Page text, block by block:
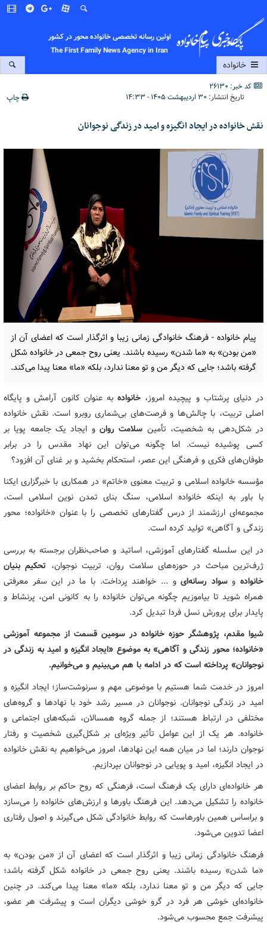
اولین رسانه تخصصی خانواده محور در کشور
The First Family News Agency in Iran
خانواده
کد خبر: 26130
تاریخ انتشار: ۳۰ اردیبهشت ۱۴۰۵ - ۱۴:۳۳ چاپ
نقش خانواده در ایجاد انگیزه و امید در زندگی نوجوانان
پیام خانواده - فرهنگ خانوادگی زمانی زیبا و اثرگذار است که اعضای آن از
«من بودن» به «ما شدن» رسیده باشند. یعنی روح جمعی در خانواده شکل
گرفته باشد؛ جایی که دیگر من و تو معنا ندارد، بلکه «ما» معنا پیدا می‌کند.
در دنیای پرشتاب و پیچیده امروز، خانواده به عنوان کانون آرامش و پایگاه
اصلی تربیت، با چالش‌ها و فرصت‌های بی‌شماری روبرو است. نقش خانواده
در شکل‌دهی به شخصیت، تأمین سلامت روان و ایجاد یک جامعه پویا بر
کسی پوشیده نیست. اما چگونه می‌توان این نهاد مقدس را در برابر
طوفان‌های فکری و فرهنگی این عصر، استحکام بخشید و بر غنای آن افزود؟
مؤسسه خانواده اسلامی و تربیت معنوی «خاتم» در همکاری با خبرگزاری ایکنا
با باور به اینکه خانواده اسلامی، سنگ بنای تمدن نوین اسلامی است،
مجموعه‌ای ارزشمند از درس گفتارهای تخصصی را با عنوان «خانواده؛ محور
زندگی و آگاهی» تولید کرده است.
در این سلسله گفتارهای آموزشی، اساتید و صاحب‌نظران برجسته به بررسی
ژرف‌ترین مباحث در حوزه‌های سلامت روان، تربیت نوجوان، تحکیم بنیان
خانوادهو سواد رسانه‌ای و ... خواهند پرداخت. با ما در این سفر معرفتی
همراه شوید تا بیاموزیم چگونه می‌توان خانواده را به کانونی امن، پرنشاط و
پایدار برای پرورش نسل فردا تبدیل کرد.
شیوا مقدم، پژوهشگر حوزه خانواده در سومین قسمت از مجموعه آموزشی
«خانواده؛ محور زندگی و آگاهی» به موضوع «ایجاد انگیزه و امید به زندگی در
نوجوانان» پرداخته است که در ادامه با هم می‌بینیم و می‌خوانیم.
امروز در خدمت شما هستیم با موضوعی مهم و سرنوشت‌ساز؛ ایجاد انگیزه و
امید در زندگی نوجوانان. نوجوانان در مسیر رشد خود با نهادها و گروه‌های
مختلفی در ارتباط‌ هستند؛ از جمله گروه همسالان، شبکه‌های اجتماعی و
خانواده. هر یک از این عوامل تأثیر ویژه‌ای بر شکل‌گیری شخصیت و رفتار
نوجوان دارند؛ اما در میان همه این نهادها، امروز می‌خواهیم به نقش خانواده
در ایجاد انگیزه، امید و پویایی در نوجوانان بپردازیم.
هر خانواده‌ای دارای یک فرهنگ است، فرهنگی که روح حاکم بر روابط اعضای
خانواده را تشکیل می‌دهد. این فرهنگ باورها و ارزش‌های خانواده را می‌سازد
و براساس همین باورهاست که روابط خانوادگی شکل می‌گیرند و اصول رفتاری
اعضا تدوین می‌شود.
فرهنگ خانوادگی زمانی زیبا و اثرگذار است که اعضای آن از «من بودن» به
«ما شدن» رسیده باشند. یعنی روح جمعی در خانواده شکل گرفته باشد؛
جایی که دیگر من و تو معنا ندارد، بلکه «ما» معنا پیدا می‌کند. در چنین
خانواده‌ای خوشی هر فرد در گرو خوشی دیگران است و پیشرفت هر عضو،
پیشرفت جمع محسوب می‌شود.